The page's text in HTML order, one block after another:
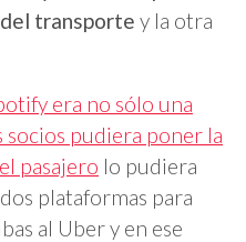
del transporte y la otra
era no sólo una
socios pudiera poner la
pasajero lo pudiera
plataformas para
al Uber y en ese